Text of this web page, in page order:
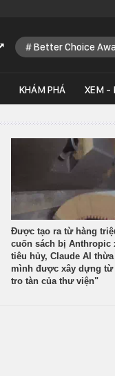
Better Choice
KHÁM PHÁ XEM -
Được tạo ra từ hàng
cuốn sách bị Anthropic
tiêu hủy, Claude AI
mình được xây dựng từ
tro tàn của thư viện"